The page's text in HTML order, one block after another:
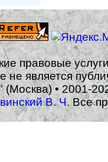
правовые
не является
(Москва) • 2001-
В. Ч.Все